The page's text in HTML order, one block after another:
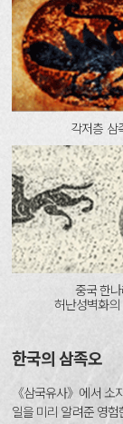
각저층 삼
중국 한
허난성벽화
한국의 삼족오
《삼국유사》에서 소
일을 미리 알려준 영험